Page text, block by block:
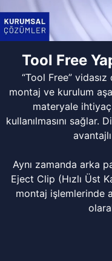
Tool Free
“Tool Free”
montaj ve kurulum
materyale ihtiyaç
kullanılmasını sağlar.
Aynı zamanda arka
Eject Clip (Hızlı Üst
montaj işlemlerinde